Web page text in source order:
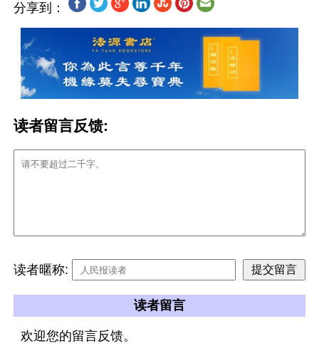
分享到：
读者留言反馈:
读者暱称:
读者留言
欢迎您的留言反馈。